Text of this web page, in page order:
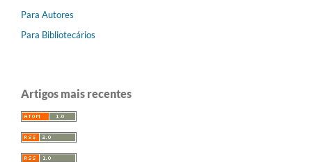
Para Autores
Para Bibliotecários
Artigos mais recentes